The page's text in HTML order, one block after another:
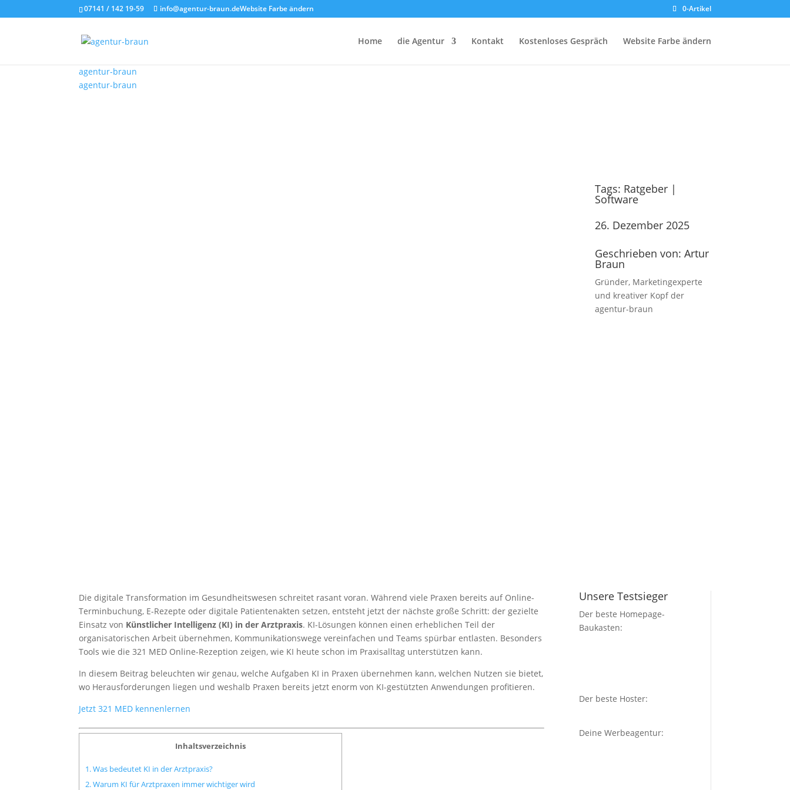
Website Farbe ändern
07141 / 142 19-59 info@agentur-braun.de 0-Artikel
agentur-braun
agentur-braun
Home die Agentur Kontakt Kostenloses Gespräch Website Farbe ändern
revolutioniert
Tags: Ratgeber |
Software
26. Dezember 2025
Geschrieben von: Artur
Braun
Gründer, Marketingexperte
und kreativer Kopf der
agentur-braun
Die digitale Transformation im Gesundheitswesen schreitet rasant voran. Während viele Praxen bereits auf Online-
Terminbuchung, E-Rezepte oder digitale Patientenakten setzen, entsteht jetzt der nächste große Schritt: der gezielte
Einsatz von Künstlicher Intelligenz (KI) in der Arztpraxis. KI-Lösungen können einen erheblichen Teil der
organisatorischen Arbeit übernehmen, Kommunikationswege vereinfachen und Teams spürbar entlasten. Besonders
Tools wie die 321 MED Online-Rezeption zeigen, wie KI heute schon im Praxisalltag unterstützen kann.
In diesem Beitrag beleuchten wir genau, welche Aufgaben KI in Praxen übernehmen kann, welchen Nutzen sie bietet,
wo Herausforderungen liegen und weshalb Praxen bereits jetzt enorm von KI-gestützten Anwendungen profitieren.
Jetzt 321 MED kennenlernen
Inhaltsverzeichnis
1. Was bedeutet KI in der Arztpraxis?
2. Warum KI für Arztpraxen immer wichtiger wird
Unsere Testsieger
Der beste Homepage-
Baukasten:
Der beste Hoster:
Deine Werbeagentur: